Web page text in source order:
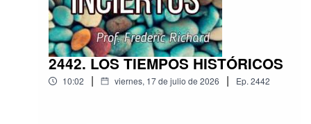
2442. LOS TIEMPOS HISTÓRICOS
10:02 | viernes, 17 de julio de 2026 | Ep. 2442